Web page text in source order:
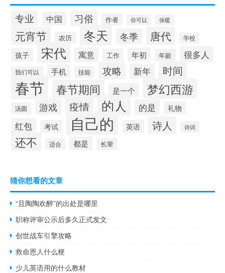
专业 中国 习俗 作者 你可以 保暖
元宵节 农历 冬天 冬季 唐代 学校
孩子 宋代 寓意 工作 年初 年龄 很多人
我们可以 手机 技能 攻略 新年 时间
春节 春节期间 是一个 梦幻西游
汤圆 游戏 疫情 的人 的是 礼物
红包 考试 自己的 英语 诗人 诗词
还不 适合 都是 长辈
猜你想看的文章
“且陶陶欢醉”的出处是哪里
职称评审公示后多久正式发文
创世战车引擎攻略
救命恩人什么梗
少儿英语用的什么教材